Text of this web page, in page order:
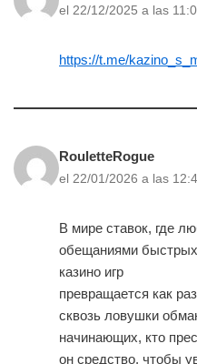
el 22/12/2025 a las
https://t.me/
RouletteRogue
el 22/01/2026 a las
В мире ставок, где
обещаниями быстрых
казино игр
превращается как
сквозь ловушки
начинающих, кто
он средство, чтобы